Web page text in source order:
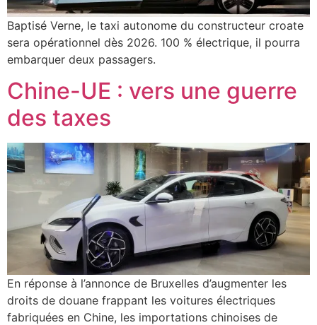
Baptisé Verne, le taxi autonome du constructeur croate
sera opérationnel dès 2026. 100 % électrique, il pourra
embarquer deux passagers.
Chine-UE : vers une guerre
des taxes
En réponse à l’annonce de Bruxelles d’augmenter les
droits de douane frappant les voitures électriques
fabriquées en Chine, les importations chinoises de